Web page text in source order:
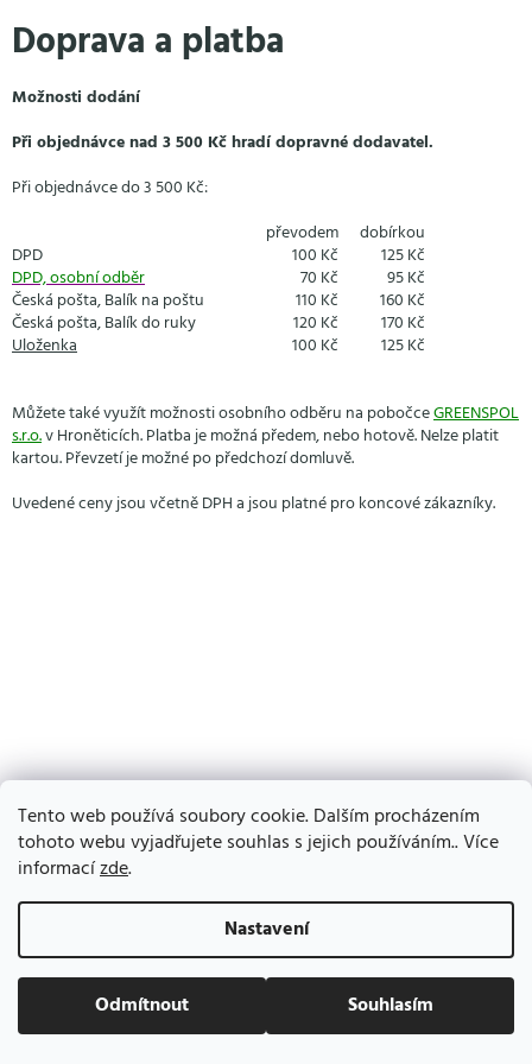
Tento web používá soubory cookie. Dalším procházením
tohoto webu vyjadřujete souhlas s jejich používáním.. Více
informacízde.
Nastavení
Odmítnout Souhlasím
na
obsah
Doprava a platba
Možnosti dodání
Při objednávce nad 3 500 Kč hradí dopravné dodavatel.
Při objednávce do 3 500 Kč:
převodem
dobírkou
DPD
100 Kč
125 Kč
DPD, osobní odběr
70 Kč
95 Kč
Česká pošta, Balík na poštu
110 Kč
160 Kč
Česká pošta, Balík do ruky
120 Kč
170 Kč
Uloženka
100 Kč 125 Kč
Můžete také využít možnosti osobního odběru na pobočceGREENSPOL
s.r.o.v Hroněticích. Platba je možná předem, nebo hotově. Nelze platit
kartou. Převzetí je možné po předchozí domluvě.
Uvedené ceny jsou včetně DPH a jsou platné pro koncové zákazníky.